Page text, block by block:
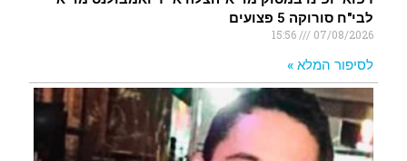
לבי"ח סורוקה 5 פצועים
07/08/2026
15:56
לסיפור המלא »